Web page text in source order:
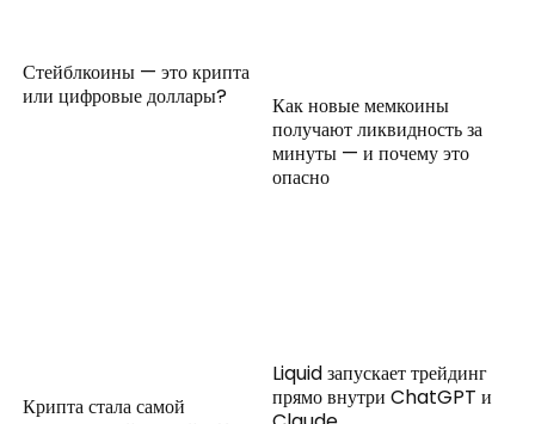
Стейблкоины — это крипта
или цифровые доллары?
Как новые мемкоины
получают ликвидность за
минуты — и почему это
опасно
Крипта стала самой
Liquid запускает трейдинг
прямо внутри ChatGPT и